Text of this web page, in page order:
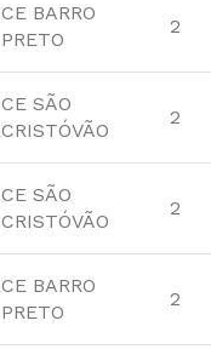
CE BARRO
PRETO
2
CE SÃO
CRISTÓVÃO
2
CE SÃO
CRISTÓVÃO
2
CE BARRO
PRETO
2